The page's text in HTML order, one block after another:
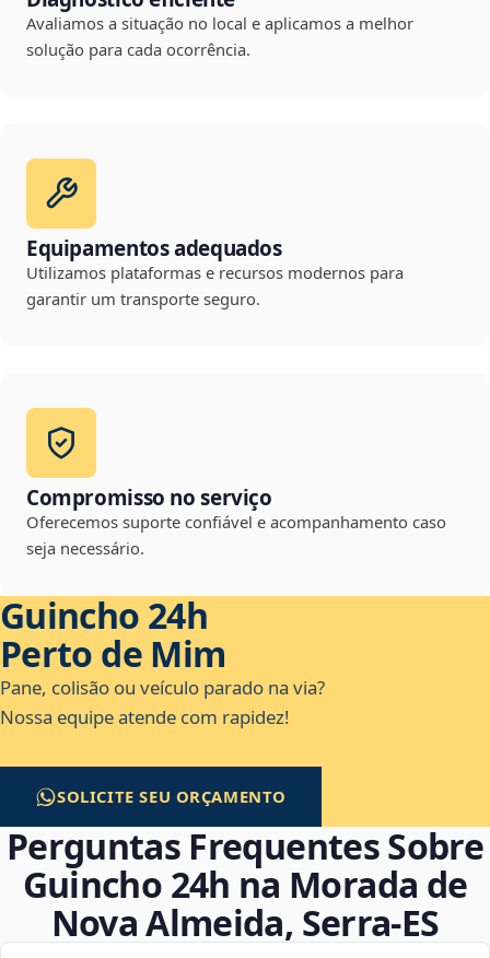
Avaliamos a situação no local e aplicamos a melhor
solução para cada ocorrência.
Equipamentos adequados
Utilizamos plataformas e recursos modernos para
garantir um transporte seguro.
Compromisso no serviço
Oferecemos suporte confiável e acompanhamento caso
seja necessário.
Guincho 24h
Perto de Mim
Pane, colisão ou veículo parado na via?
Nossa equipe atende com rapidez!
SOLICITE SEU ORÇAMENTO
Perguntas Frequentes Sobre
Guincho 24h na Morada de
Nova Almeida, Serra‑ES